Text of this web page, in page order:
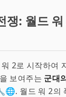
쟁: 월드
2로 시작하여
보여주는 군대
월드 워 2의